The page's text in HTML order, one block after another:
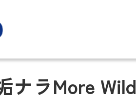
ナンナラMore Wild